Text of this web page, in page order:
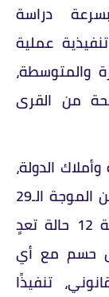
دراسة
عملية
والمتوسطة،
من القرى
الدولة،
تابع المحافظ حملات المرحلة الثانية من الموجة الـ29
لإزالة التعديات، والتي أسفرت عن إزالة 12 حالة تعدٍ
حسم مع أي
تنفيذًا